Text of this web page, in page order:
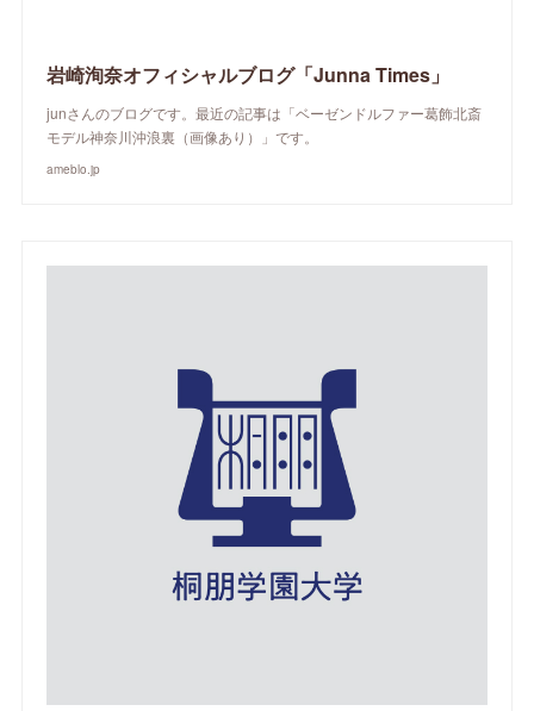
岩崎洵奈オフィシャルブログ「Junna Times」
junさんのブログです。最近の記事は「ベーゼンドルファー葛飾北斎
モデル神奈川沖浪裏（画像あり）」です。
ameblo.jp